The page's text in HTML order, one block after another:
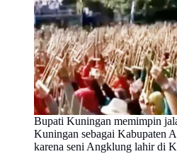
Bupati Kuningan memimpin
Kuningan sebagai Kabupaten
karena seni Angklung lahir di